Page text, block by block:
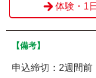
体験・1
【備考】
申込締切：2週間前